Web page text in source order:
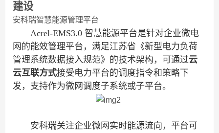
建设
安科瑞智慧能源管理平台
Acrel-EMS3.0 智慧能源平台是针对企业微电
网的能效管理平台， 满足江苏省《新型电力负荷
管理系统数据接入规范》 的技术架构， 可通过云
云互联方式接受电力平台的调度指令和策略下
发 ， 支持作为微网调度子系统或子平台。
安科瑞关注企业微网 实时能源流向 ， 平台可